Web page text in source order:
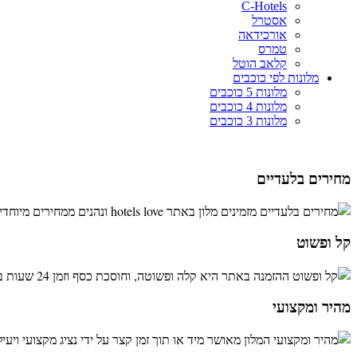
C-Hotels
אסטרל
אורכידאה
טמרס
קלאב הוטל
מלונות לפי כוכבים
מלונות 5 כוכבים
מלונות 4 כוכבים
מלונות 3 כוכבים
מחירים בלעדיים
מזמינים מלון באתר hotels love ונהנים ממחירים מיוחדים ובלעדיים!
קל ופשוט
ההזמנה באתר היא קלה ופשוטה, וחוסכת כסף וזמן 24 שעות ביממה!
מהיר ומקצועי
המלון מאושר מיד או תוך זמן קצר על ידי נציג מקצועי